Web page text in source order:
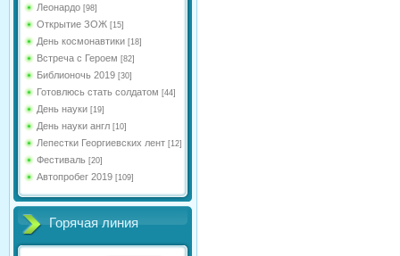
Леонардо [98]
Открытие ЗОЖ [15]
День космонавтики [18]
Встреча с Героем [82]
Библионочь 2019 [30]
Готовлюсь стать солдатом [44]
День науки [19]
День науки англ [10]
Лепестки Георгиевских лент [12]
Фестиваль [20]
Автопробег 2019 [109]
Горячая линия